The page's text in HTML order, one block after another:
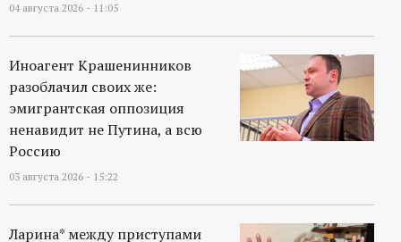
04 августа 2026 - 11:05
Иноагент Крашенинников
разоблачил своих же:
эмигрантская оппозиция
ненавидит не Путина, а всю
Россию
03 августа 2026 - 15:22
Ларина* между приступами